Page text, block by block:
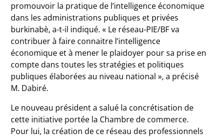
promouvoir la pratique de l’intelligence économique
dans les administrations publiques et privées
burkinabè, a-t-il indiqué. « Le réseau-PIE/BF va
contribuer à faire connaitre l’intelligence
économique et à mener le plaidoyer pour sa prise en
compte dans toutes les stratégies et politiques
publiques élaborées au niveau national », a précisé
M. Dabiré.
Le nouveau président a salué la concrétisation de
cette initiative portée la Chambre de commerce.
Pour lui, la création de ce réseau des professionnels